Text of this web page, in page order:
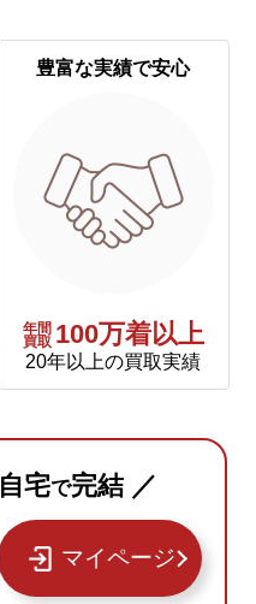
豊富な実績で安心
年間
買取 100万着以上
20年以上の買取実績
自宅で完結 ／
マイページ